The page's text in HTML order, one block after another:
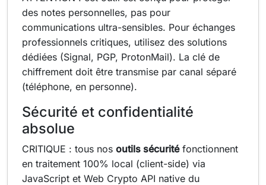
des notes personnelles, pas pour
communications ultra-sensibles. Pour échanges
professionnels critiques, utilisez des solutions
dédiées (Signal, PGP, ProtonMail). La clé de
chiffrement doit être transmise par canal séparé
(téléphone, en personne).
Sécurité et confidentialité
absolue
CRITIQUE : tous nos outils sécuritéfonctionnent
en traitement 100% local (client-side) via
JavaScript et Web Crypto API native du